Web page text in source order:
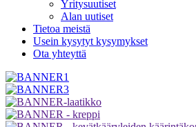
Yritysuutiset
Alan uutiset
Tietoa meistä
Usein kysytyt kysymykset
Ota yhteyttä